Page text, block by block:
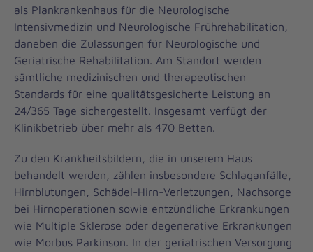
als Plankrankenhaus für die Neurologische
Intensivmedizin und Neurologische Frührehabilitation,
daneben die Zulassungen für Neurologische und
Geriatrische Rehabilitation. Am Standort werden
sämtliche medizinischen und therapeutischen
Standards für eine qualitätsgesicherte Leistung an
24/365 Tage sichergestellt. Insgesamt verfügt der
Klinikbetrieb über mehr als 470 Betten.
Zu den Krankheitsbildern, die in unserem Haus
behandelt werden, zählen insbesondere Schlaganfälle,
Hirnblutungen, Schädel-Hirn-Verletzungen, Nachsorge
bei Hirnoperationen sowie entzündliche Erkrankungen
wie Multiple Sklerose oder degenerative Erkrankungen
wie Morbus Parkinson. In der geriatrischen Versorgung